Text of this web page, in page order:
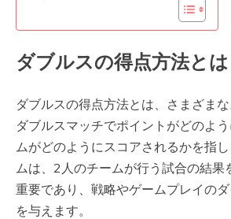
ダブルスの得点方法とは
ダブルスの得点方法とは、さまざま
ダブルスマッチでポイントがどのよ
ムがどのようにスコアされるかを指
ムは、2人のチームが行う試合の結果
重要であり、戦略やゲームプレイの
を与えます。